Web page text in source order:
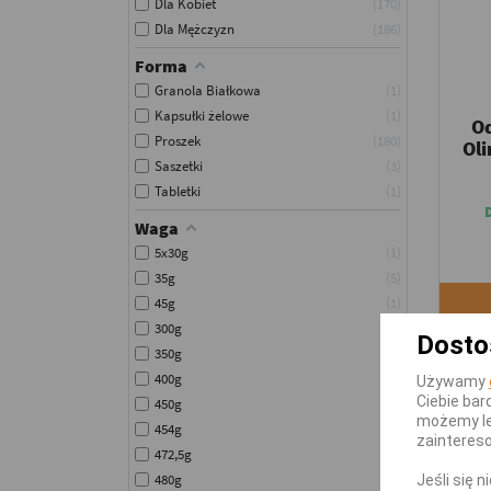
Dla Mężczyzn
Forma
Granola Białkowa
Kapsułki żelowe
Proszek
Saszetki
Tabletki
Waga
5x30g
35g
45g
300g
350g
400g
450g
454g
472,5g
480g
-
Używamy
Ciebie
możemy
Jeśli się